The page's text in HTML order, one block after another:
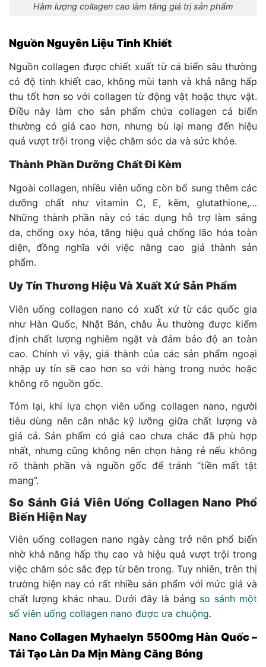
Hàm lượng collagen cao làm tăng giá trị sản phẩm
Nguồn Nguyên Liệu Tinh Khiết
Nguồn collagen được chiết xuất từ cá biển sâu thường
có độ tinh khiết cao, không mùi tanh và khả năng hấp
thu tốt hơn so với collagen từ động vật hoặc thực vật.
Điều này làm cho sản phẩm chứa collagen cá biển
thường có giá cao hơn, nhưng bù lại mang đến hiệu
quả vượt trội trong việc chăm sóc da và sức khỏe.
Thành Phần Dưỡng Chất Đi Kèm
Ngoài collagen, nhiều viên uống còn bổ sung thêm các
dưỡng chất như vitamin C, E, kẽm, glutathione,…
Những thành phần này có tác dụng hỗ trợ làm sáng
da, chống oxy hóa, tăng hiệu quả chống lão hóa toàn
diện, đồng nghĩa với việc nâng cao giá thành sản
phẩm.
Uy Tín Thương Hiệu Và Xuất Xứ Sản Phẩm
Viên uống collagen nano có xuất xứ từ các quốc gia
như Hàn Quốc, Nhật Bản, châu Âu thường được kiểm
định chất lượng nghiêm ngặt và đảm bảo độ an toàn
cao. Chính vì vậy, giá thành của các sản phẩm ngoại
nhập uy tín sẽ cao hơn so với hàng trong nước hoặc
không rõ nguồn gốc.
Tóm lại, khi lựa chọn viên uống collagen nano, người
tiêu dùng nên cân nhắc kỹ lưỡng giữa chất lượng và
giá cả. Sản phẩm có giá cao chưa chắc đã phù hợp
nhất, nhưng cũng không nên chọn hàng rẻ nếu không
rõ thành phần và nguồn gốc để tránh “tiền mất tật
mang”.
So Sánh Giá Viên Uống Collagen Nano Phổ
Biến Hiện Nay
Viên uống collagen nano ngày càng trở nên phổ biến
nhờ khả năng hấp thụ cao và hiệu quả vượt trội trong
việc chăm sóc sắc đẹp từ bên trong. Tuy nhiên, trên thị
trường hiện nay có rất nhiều sản phẩm với mức giá và
chất lượng khác nhau. Dưới đây là bảng so sánh một
số viên uống collagen nano được ưa chuộng.
Nano Collagen Myhaelyn 5500mg Hàn Quốc –
Tái Tạo Làn Da Mịn Màng Căng Bóng